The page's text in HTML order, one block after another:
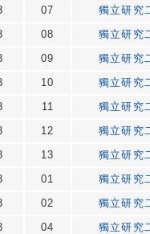
07
獨立研究
08
獨立研究
09
獨立研究
10
獨立研究
11
獨立研究
12
獨立研究
13
獨立研究
01
獨立研究
02
獨立研究
04
獨立研究